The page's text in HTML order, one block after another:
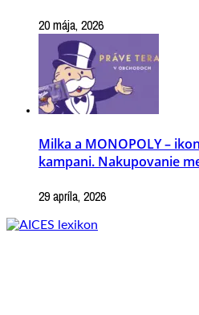
20 mája, 2026
Milka a MONOPOLY –
kampani. Nakupovanie
29 apríla, 2026